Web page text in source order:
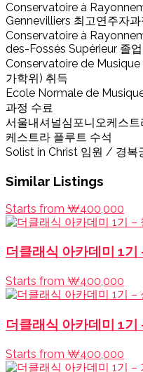
Conservatoire à
Gennevilliers 최고연주자과
Conservatoire à
des-Fossés Supérieur 졸업
Conservatoire de
가학위) 취득
Ecole Normale de
과정 수료
서울내셔널심포니오케스
케스트라 플루트 수석
Solist in Christ 임원 / 경복
Similar Listings
Starts from ₩400,000
더클래식 아카데미 1기
Starts from ₩400,000
더클래식 아카데미 1기
Starts from ₩400,000